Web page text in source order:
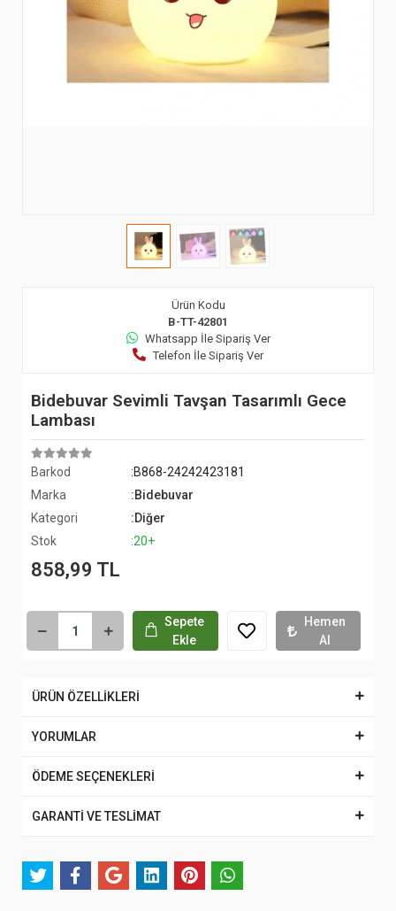
Ürün Kodu
B-TT-42801
Whatsapp İle Sipariş Ver
Telefon İle Sipariş Ver
Bidebuvar Sevimli Tavşan Tasarımlı Gece
Lambası
Barkod
:B868-24242423181
Marka
:Bidebuvar
Kategori
:Diğer
Stok
:20+
858,99 TL
Sepete
Ekle
Hemen
Al
ÜRÜN ÖZELLİKLERİ
YORUMLAR
ÖDEME SEÇENEKLERİ
GARANTİ VE TESLİMAT